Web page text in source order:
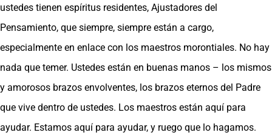
ustedes tienen espíritus residentes, Ajustadores del
Pensamiento, que siempre, siempre están a cargo,
especialmente en enlace con los maestros morontiales. No hay
nada que temer. Ustedes están en buenas manos – los mismos
y amorosos brazos envolventes, los brazos eternos del Padre
que vive dentro de ustedes. Los maestros están aquí para
ayudar. Estamos aquí para ayudar, y ruego que lo hagamos.